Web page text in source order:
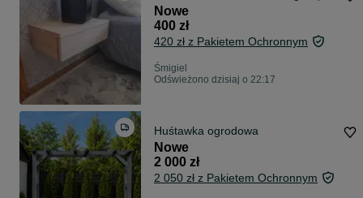
Nowe
400 zł
420 zł z Pakietem Ochronnym
Śmigiel
Odświeżono dzisiaj o 22:17
Huśtawka ogrodowa
Nowe
2 000 zł
2 050 zł z Pakietem Ochronnym